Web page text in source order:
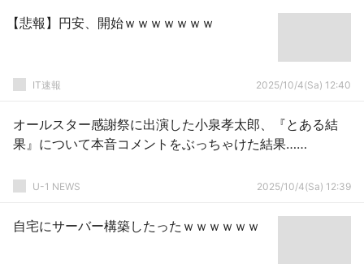
【悲報】円安、開始ｗｗｗｗｗｗｗ
IT速報 2025/10/4(Sa) 12:40
オールスター感謝祭に出演した小泉孝太郎、『とある結
果』について本音コメントをぶっちゃけた結果……
U-1 NEWS 2025/10/4(Sa) 12:39
自宅にサーバー構築したったｗｗｗｗｗｗ